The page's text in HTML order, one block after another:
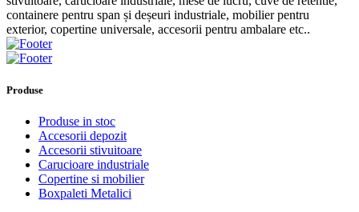
containere pentru span și deșeuri industriale, mobilier pentru
exterior, copertine universale, accesorii pentru ambalare etc..
Produse
Produse in stoc
Accesorii depozit
Accesorii stivuitoare
Carucioare industriale
Copertine si mobilier
Boxpaleti Metalici